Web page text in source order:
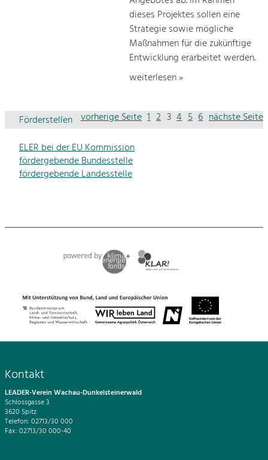
dieses Projektes sollen eine
Strategie sowie mögliche
Maßnahmen für die zukünftige
Entwicklung erarbeitet werden.
weiterlesen »
vorherige Seite 1 2 3 4 5 6 nächste Seite
Förderstellen
ELER bei der EU Kommission
fördergebende Bundesstelle
fördergebende Landesstelle
Kontakt
LEADER-Verein Wachau-Dunkelsteinerwald
Schlossgasse 3
3620 Spitz
Telefon: 02713/30 000
Fax: 02713/30 000-40